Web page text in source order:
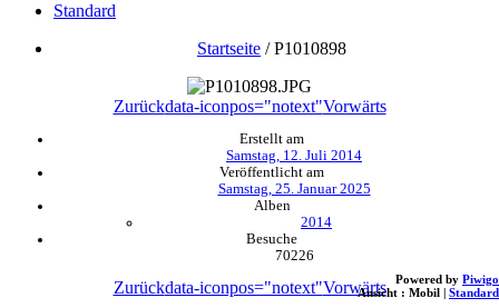
Standard
Startseite /P1010898
Zurückdata-iconpos="notext"Vorwärts
Erstellt am
Samstag, 12. Juli 2014
Veröffentlicht am
Samstag, 25. Januar 2025
Alben
2014
Besuche
70226
Zurückdata-iconpos="notext"Vorwärts Powered by Piwigo
Ansicht : Mobil | Standard